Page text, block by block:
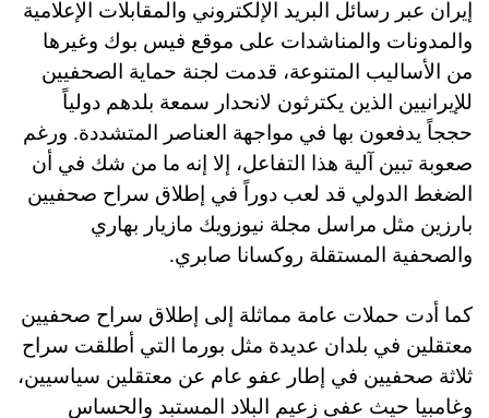
إيران عبر رسائل البريد الإلكتروني والمقابلات الإعلامية
والمدونات والمناشدات على موقع فيس بوك وغيرها
من الأساليب المتنوعة، قدمت لجنة حماية الصحفيين
للإيرانيين الذين يكترثون لانحدار سمعة بلدهم دولياً
حججاً يدفعون بها في مواجهة العناصر المتشددة. ورغم
صعوبة تبين آلية هذا التفاعل، إلا إنه ما من شك في أن
الضغط الدولي قد لعب دوراً في إطلاق سراح صحفيين
بارزين مثل مراسل مجلة نيوزويك مازيار بهاري
والصحفية المستقلة روكسانا صابري.
كما أدت حملات عامة مماثلة إلى إطلاق سراح صحفيين
معتقلين في بلدان عديدة مثل بورما التي أطلقت سراح
ثلاثة صحفيين في إطار عفو عام عن معتقلين سياسيين،
وغامبيا حيث عفى زعيم البلاد المستبد والحساس